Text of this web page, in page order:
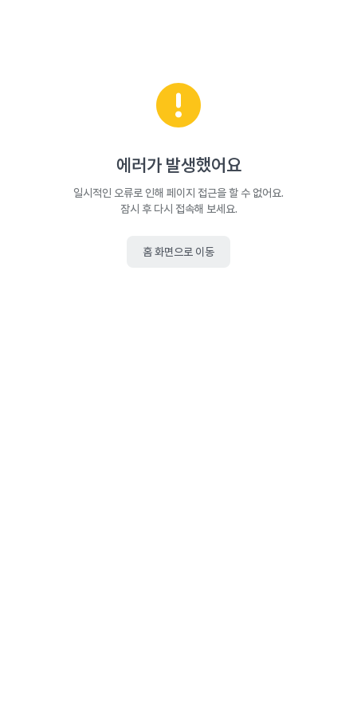
에러가 발생했어요
일시적인 오류로 인해 페이지 접근을 할 수 없어요.
잠시 후 다시 접속해 보세요.
홈 화면으로 이동